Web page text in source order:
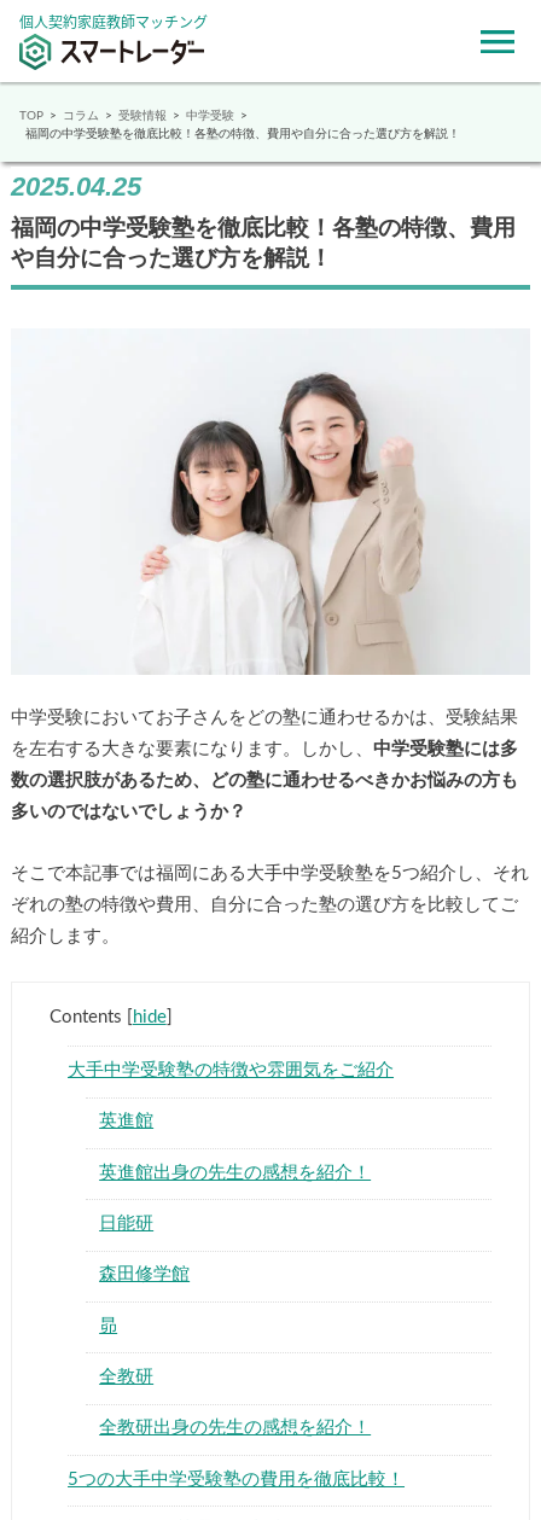
個人契約家庭教師マッチング
▶
▶
TOP コラム 受験情報
中学受験
福岡の中学受験塾を徹底比較！各塾の特徴、費用や自分に合った選び方を解説！
2025.04.25
福岡の中学受験塾を徹底比較！各塾の特徴、費用
や自分に合った選び方を解説！
中学受験においてお子さんをどの塾に通わせるかは、受験結果
を左右する大きな要素になります。しかし、 中学受験塾には多
数の選択肢があるため、どの塾に通わせるべきかお悩みの方も
多いのではないでしょうか？
そこで本記事では福岡にある大手中学受験塾を5つ紹介し、それ
ぞれの塾の特徴や費用、自分に合った塾の選び方を比較してご
紹介します。
Contents hide]
大手中学受験塾の特徴や雰囲気をご紹介
英進館
英進館出身の先生の感想を紹介！
日能研
森田修学館
昴
全教研
全教研出身の先生の感想を紹介！
5つの大手中学受験塾の費用を徹底比較！